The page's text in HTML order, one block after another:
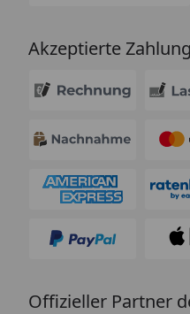
Akzeptierte
Offizieller Partner